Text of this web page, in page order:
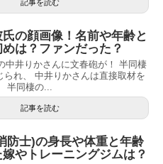
記事を読む
の顔画像！名前や年齢と
は？ファンだった？
中井りかさんに文春砲が！ 半同棲
られ、 中井りかさんは直接取材を
半同棲の...
記事を読む
防士)の身長や体重と年齢
やトレーニングジムは？